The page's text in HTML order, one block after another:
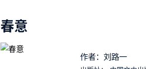
春意
作者：刘路一